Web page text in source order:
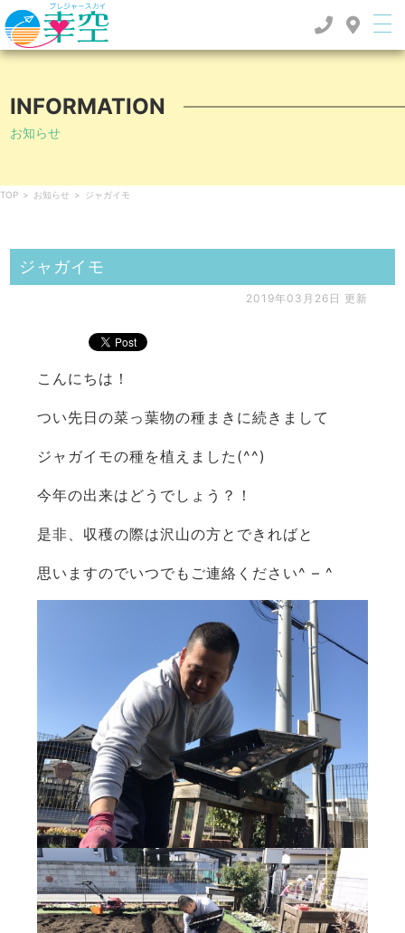
INFORMATION
お知らせ
TOP > お知らせ > ジャガイモ
ジャガイモ
2019年03月26日 更新
こんにちは！
つい先日の菜っ葉物の種まきに続きまして
ジャガイモの種を植えました(^^)
今年の出来はどうでしょう？！
是非、収穫の際は沢山の方とできればと
思いますのでいつでもご連絡ください^ – ^